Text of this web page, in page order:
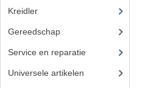
Kreidler
Gereedschap
Service en reparatie
Universele artikelen